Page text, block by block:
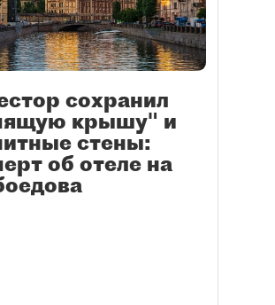
сохранил
крышу" и
стены:
об отеле на